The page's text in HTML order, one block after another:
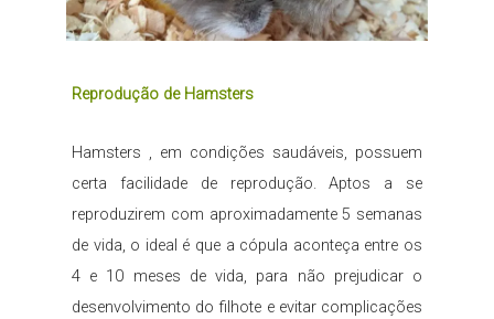
Reprodução de Hamsters
Hamsters , em condições saudáveis, possuem
certa facilidade de reprodução. Aptos a se
reproduzirem com aproximadamente 5 semanas
de vida, o ideal é que a cópula aconteça entre os
4 e 10 meses de vida, para não prejudicar o
desenvolvimento do filhote e evitar complicações